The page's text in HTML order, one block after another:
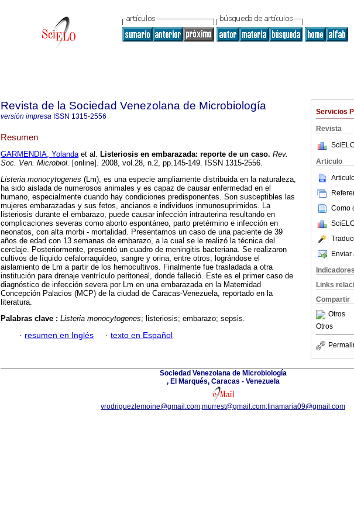
Servicios
Revista
Articulo
Como
Enviar
Indicadores
Links
Compartir
Otros
Otros
Revista de la Sociedad Venezolana de Microbiología
versión impresa ISSN 1315-2556
Resumen
GARMENDIA, Yolandaet al. Listeriosis en embarazada: reporte de un caso. Rev.
Soc. Ven. Microbiol. [online]. 2008, vol.28, n.2, pp.145-149. ISSN 1315-2556.
Listeria monocytogenes (Lm), es una especie ampliamente distribuida en la naturaleza,
ha sido aislada de numerosos animales y es capaz de causar enfermedad en el
humano, especialmente cuando hay condiciones predisponentes. Son susceptibles las
mujeres embarazadas y sus fetos, ancianos e individuos inmunosuprimidos. La
listeriosis durante el embarazo, puede causar infección intrauterina resultando en
complicaciones severas como aborto espontáneo, parto pretérmino e infección en
neonatos, con alta morbi - mortalidad. Presentamos un caso de una paciente de 39
años de edad con 13 semanas de embarazo, a la cual se le realizó la técnica del
cerclaje. Posteriormente, presentó un cuadro de meningitis bacteriana. Se realizaron
cultivos de líquido cefalorraquídeo, sangre y orina, entre otros; lográndose el
aislamiento de Lm a partir de los hemocultivos. Finalmente fue trasladada a otra
institución para drenaje ventrículo peritoneal, donde falleció. Este es el primer caso de
diagnóstico de infección severa por Lm en una embarazada en la Maternidad
Concepción Palacios (MCP) de la ciudad de Caracas-Venezuela, reportado en la
literatura.
Palabras clave : Listeria monocytogenes; listeriosis; embarazo; sepsis.
· resumen en Inglés · texto en Español
Sociedad Venezolana de Microbiología
, El Marqués, Caracas - Venezuela
vrodriguezlemoine@gmail.com;murrest@gmail.com;finamaria09@gmail.com